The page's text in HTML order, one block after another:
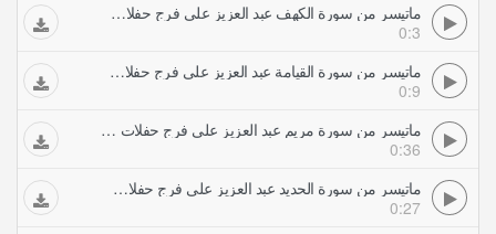
ماتيسر من سورة الكهف عبد العزيز علي فرج حفلات تلاوات مجودة
0:3
ماتيسر من سورة القيامة عبد العزيز علي فرج حفلات تلاوات مجودة
0:9
ماتيسر من سورة مريم عبد العزيز علي فرج حفلات تلاوات مجودة
0:36
ماتيسر من سورة الحديد عبد العزيز علي فرج حفلات تلاوات مجودة
0:27